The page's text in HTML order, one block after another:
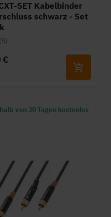
SET Kabelbinder
schwarz - Set
(5)
€
von 30 Tagen kostenlos